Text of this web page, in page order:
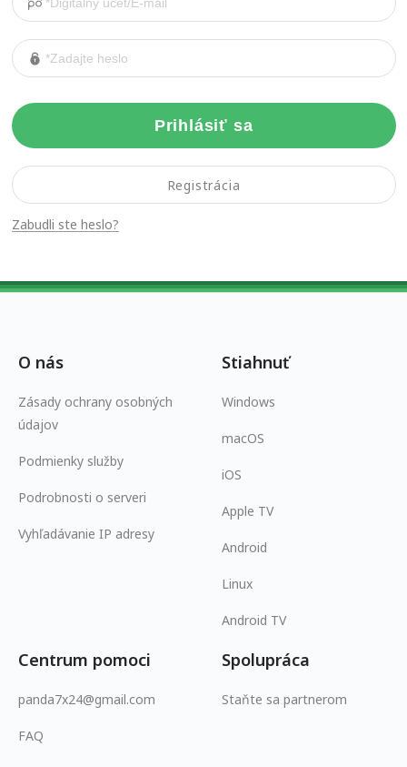
Prihlásiť sa
Zabudli ste heslo?
Registrácia
O nás
Zásady ochrany osobných
údajov
Podmienky služby
Podrobnosti o serveri
Vyhľadávanie IP adresy
Stiahnuť
Windows
macOS
iOS
Apple TV
Android
Linux
Android TV
Centrum pomoci
panda7x24@gmail.com
FAQ
Spolupráca
Staňte sa partnerom